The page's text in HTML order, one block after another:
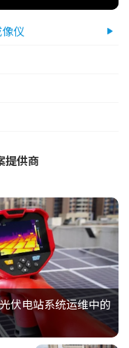
仪
提供商
伏电站系统运维中的